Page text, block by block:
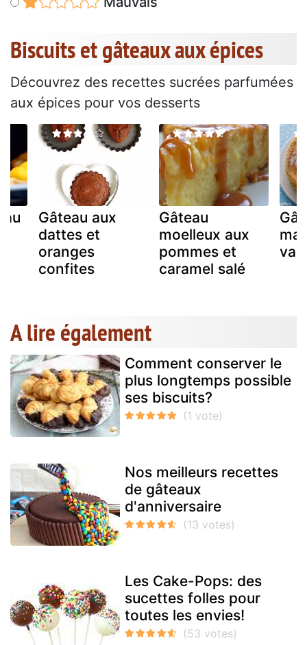
Biscuits et gâteaux aux épices
Découvrez des recettes sucrées parfumées
aux épices pour vos desserts
Gâteau aux
dattes et
oranges
confites
Gâteau
moelleux aux
pommes et
caramel salé
A lire également
Comment conserver le
plus longtemps possible
ses biscuits?
Nos meilleurs recettes
de gâteaux
d'anniversaire
Les Cake-Pops: des
sucettes folles pour
toutes les envies!